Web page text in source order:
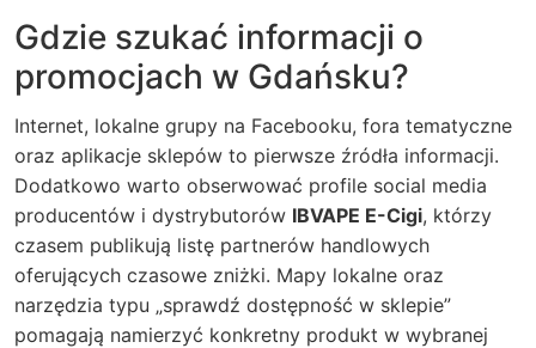
Gdzie szukać informacji o
promocjach w Gdańsku?
Internet, lokalne grupy na Facebooku, fora tematyczne
oraz aplikacje sklepów to pierwsze źródła informacji.
Dodatkowo warto obserwować profile social media
producentów i dystrybutorów IBVAPE E-Cigi, którzy
czasem publikują listę partnerów handlowych
oferujących czasowe zniżki. Mapy lokalne oraz
narzędzia typu „sprawdź dostępność w sklepie”
pomagają namierzyć konkretny produkt w wybranej